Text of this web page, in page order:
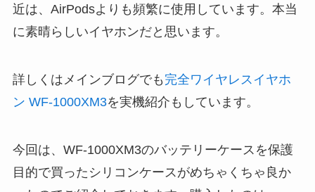
近は、AirPodsよりも頻繁に使用しています。本当
に素晴らしいイヤホンだと思います。
詳しくはメインブログでも 完全ワイヤレスイヤホ
ン WF-1000XM3を実機紹介もしています。
今回は、WF-1000XM3のバッテリーケースを保護
目的で買ったシリコンケースがめちゃくちゃ良か